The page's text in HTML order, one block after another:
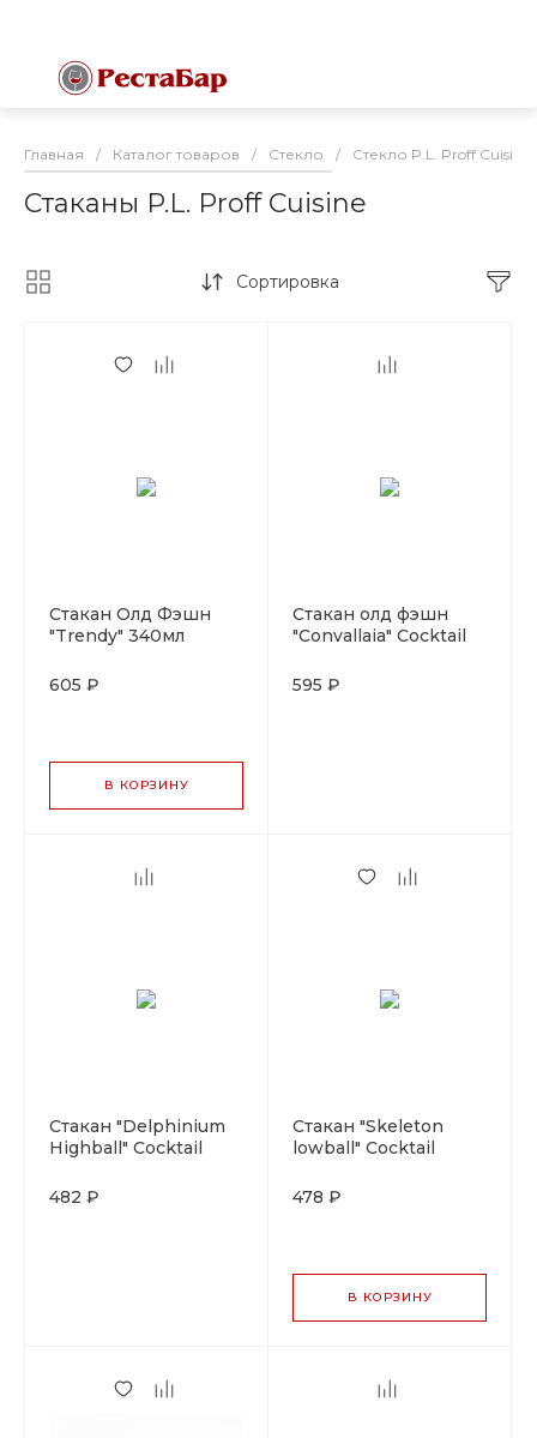
Главная / Каталог товаров / Стекло / Стекло P.L. Proff Cuisine
Стаканы P.L. Proff Cuisine
Сортировка
Стакан Олд Фэшн
"Trendy" 340мл
605 ₽
В КОРЗИНУ
Стакан олд фэшн
"Convallaia" Cocktail
320мл.стекло(снят)
595 ₽
Стакан "Delphinium
Highball" Cocktail
482 ₽
Стакан "Skeleton
lowball" Cocktail
260мл.стекло(снят)
478 ₽
В КОРЗИНУ